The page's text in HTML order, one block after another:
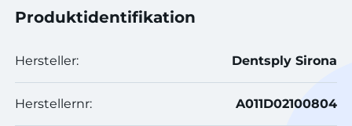
Produktidentifikation
Hersteller: Dentsply Sirona
Herstellernr: A011D02100804